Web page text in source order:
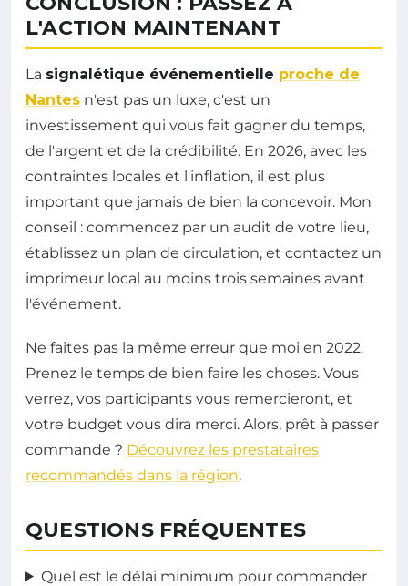
L'ACTION MAINTENANT
La signalétique événementielle proche de
Nantes n'est pas un luxe, c'est un
investissement qui vous fait gagner du temps,
de l'argent et de la crédibilité. En 2026, avec les
contraintes locales et l'inflation, il est plus
important que jamais de bien la concevoir. Mon
conseil : commencez par un audit de votre lieu,
établissez un plan de circulation, et contactez un
imprimeur local au moins trois semaines avant
l'événement.
Ne faites pas la même erreur que moi en 2022.
Prenez le temps de bien faire les choses. Vous
verrez, vos participants vous remercieront, et
votre budget vous dira merci. Alors, prêt à passer
commande ? Découvrez les prestataires
recommandés dans la région.
QUESTIONS FRÉQUENTES
Quel est le délai minimum pour commander